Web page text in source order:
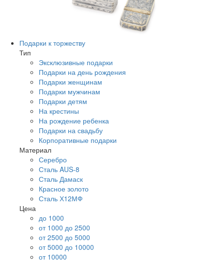
Подарки к торжеству
Тип
Эксклюзивные подарки
Подарки на день рождения
Подарки женщинам
Подарки мужчинам
Подарки детям
На крестины
На рождение ребенка
Подарки на свадьбу
Корпоративные подарки
Материал
Серебро
Сталь AUS-8
Сталь Дамаск
Красное золото
Сталь Х12МФ
Цена
до 1000
от 1000 до 2500
от 2500 до 5000
от 5000 до 10000
от 10000